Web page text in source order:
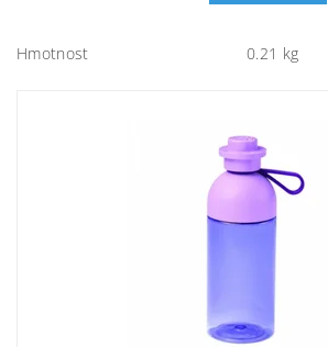
Hmotnost 0.21 kg